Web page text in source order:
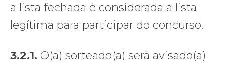
a lista fechada é considerada a lista
legítima para participar do concurso.
3.2.1. O(a) sorteado(a) será avisado(a)